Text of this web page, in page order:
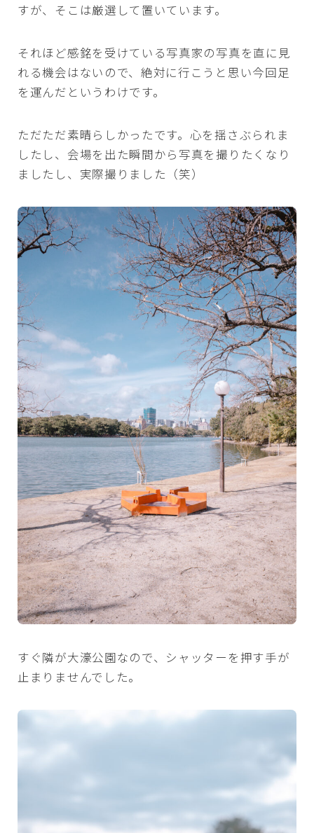
すが、そこは厳選して置いています。
それほど感銘を受けている写真家の写真を直に見
れる機会はないので、絶対に行こうと思い今回足
を運んだというわけです。
ただただ素晴らしかったです。心を揺さぶられま
したし、会場を出た瞬間から写真を撮りたくなり
ましたし、実際撮りました（笑）
すぐ隣が大濠公園なので、シャッターを押す手が
止まりませんでした。